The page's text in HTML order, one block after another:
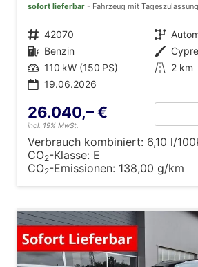
sofort lieferbar Fahrzeug mit Tageszulassung
Fahrzeugnr. 42070 Getriebe
Kraftstoff Benzin Außenfarbe
Leistung 110 kW (150 PS) Kilometerstand 2 km
19.06.2026
26.040,– €
incl. 19% MwSt.
Verbrauch kombiniert: 6,10 l/
CO2-Klasse: E
CO2-Emissionen: 138,00 g/km